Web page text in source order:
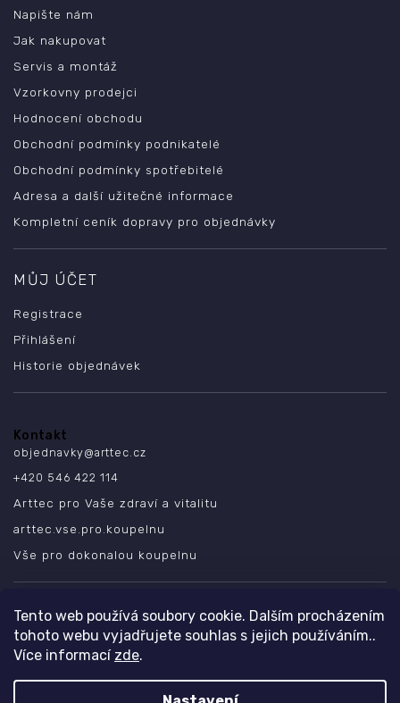
Tento web používá soubory cookie. Dalším procházením
tohoto webu vyjadřujete souhlas s jejich používáním..
Více informací zde.
Napište nám
Jak nakupovat
Servis a montáž
Vzorkovny prodejci
Hodnocení obchodu
Obchodní podmínky podnikatelé
Obchodní podmínky spotřebitelé
Adresa a další užitečné informace
Kompletní ceník dopravy pro objednávky
MŮJ ÚČET
Registrace
Přihlášení
Historie objednávek
Kontakt
objednavky@arttec.cz
+420 546 422 114
Arttec pro Vaše zdraví a vitalitu
arttec.vse.pro.koupelnu
Vše pro dokonalou koupelnu
SLEDUJTE NÁS